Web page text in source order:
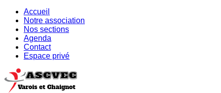
Accueil
Notre association
Nos sections
Agenda
Contact
Espace privé